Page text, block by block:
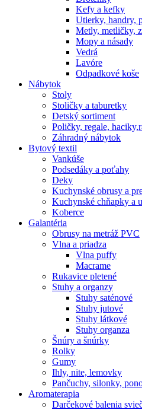
Kefy a kefky
Utierky, handry,
Metly, metličky,
Mopy a násady
Vedrá
Lavóre
Odpadkové koše
Nábytok
Stoly
Stoličky a taburetky
Detský sortiment
Poličky, regale,
Záhradný nábytok
Bytový textil
Vankúše
Podsedáky a poťahy
Deky
Kuchynské obrusy a
Kuchynské chňapky a
Koberce
Galantéria
Obrusy na metráž PVC
Vlna a priadza
Vlna puffy
Macrame
Rukavice pletené
Stuhy a organzy
Stuhy saténové
Stuhy jutové
Stuhy látkové
Stuhy organza
Šnúry a šnúrky
Rolky
Gumy
Ihly, nite, lemovky
Pančuchy, silonky,
Aromaterapia
Darčekové balenia